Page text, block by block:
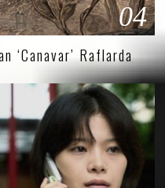
04
‘Canavar’ Raflarda